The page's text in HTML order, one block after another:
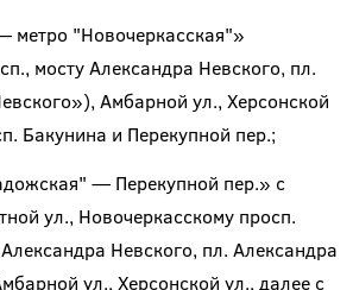
"Новочеркасская"»
мосту Александра Невского, пл.
Амбарной ул., Херсонской
Бакунина и Перекупной пер.;
— Перекупной пер.» с
ул., Новочеркасскому просп.
Невского, пл. Александра
ул., Херсонской ул., далее с